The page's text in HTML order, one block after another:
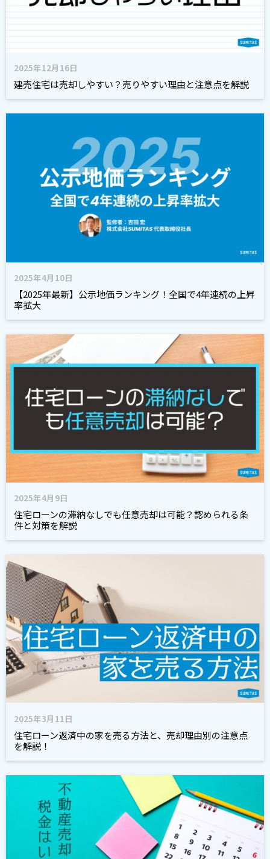
2025年12月16日
建売住宅は売却しやすい？売りやすい理由と注意点を解説
2025年4月10日
【2025年最新】公示地価ランキング！全国で4年連続の上昇
率拡大
2025年4月9日
住宅ローンの滞納なしでも任意売却は可能？認められる条
件と対策を解説
2025年3月11日
住宅ローン返済中の家を売る方法と、売却理由別の注意点
を解説！